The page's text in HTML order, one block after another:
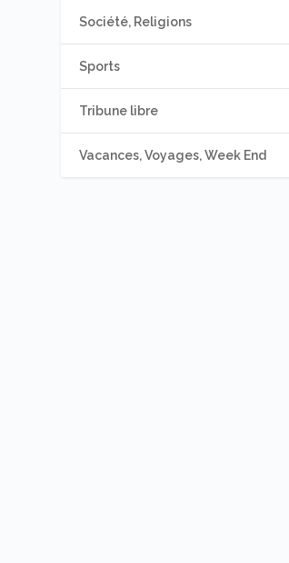
Société, Religions
Sports
Tribune libre
Vacances, Voyages, Week End